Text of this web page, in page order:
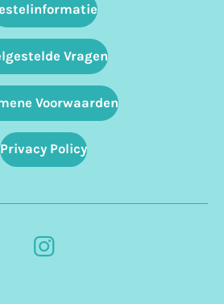
Vragen
Voorwaarden
Privacy Policy
I